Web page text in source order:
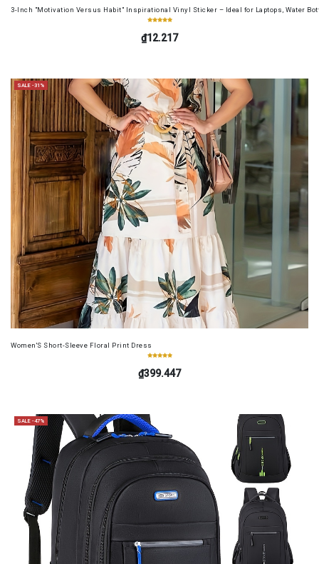
3-Inch "Motivation Versus Habit" Inspirational Vinyl Sticker – Ideal for Laptops, Water
₫12.217
SALE -31%
Women'S Short-Sleeve Floral Print Dress
₫399.447
SALE -47%